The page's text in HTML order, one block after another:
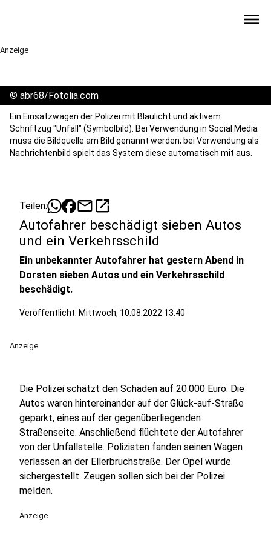
menu
Anzeige
© abr68/Fotolia.com
Ein Einsatzwagen der Polizei mit Blaulicht und aktivem
Schriftzug "Unfall" (Symbolbild). Bei Verwendung in Social Media
muss die Bildquelle am Bild genannt werden; bei Verwendung als
Nachrichtenbild spielt das System diese automatisch mit aus.
Teilen: mailopen_in_new
Autofahrer beschädigt sieben Autos
und ein Verkehrsschild
Ein unbekannter Autofahrer hat gestern Abend in
Dorsten sieben Autos und ein Verkehrsschild
beschädigt.
Veröffentlicht: Mittwoch, 10.08.2022 13:40
Anzeige
Die Polizei schätzt den Schaden auf 20.000 Euro. Die
Autos waren hintereinander auf der Glück-auf-Straße
geparkt, eines auf der gegenüberliegenden
Straßenseite. Anschließend flüchtete der Autofahrer
von der Unfallstelle. Polizisten fanden seinen Wagen
verlassen an der Ellerbruchstraße. Der Opel wurde
sichergestellt. Zeugen sollen sich bei der Polizei
melden.
Anzeige